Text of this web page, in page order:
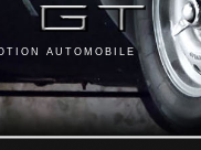
AUTOMOBILE